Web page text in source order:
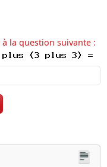
la question suivante :